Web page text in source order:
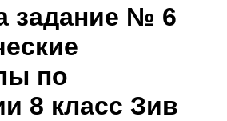
задание № 6
по
8 класс Зив